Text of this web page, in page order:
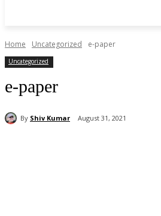
Home Uncategorized e-paper
Uncategorized
e-paper
By Shiv Kumar August 31, 2021